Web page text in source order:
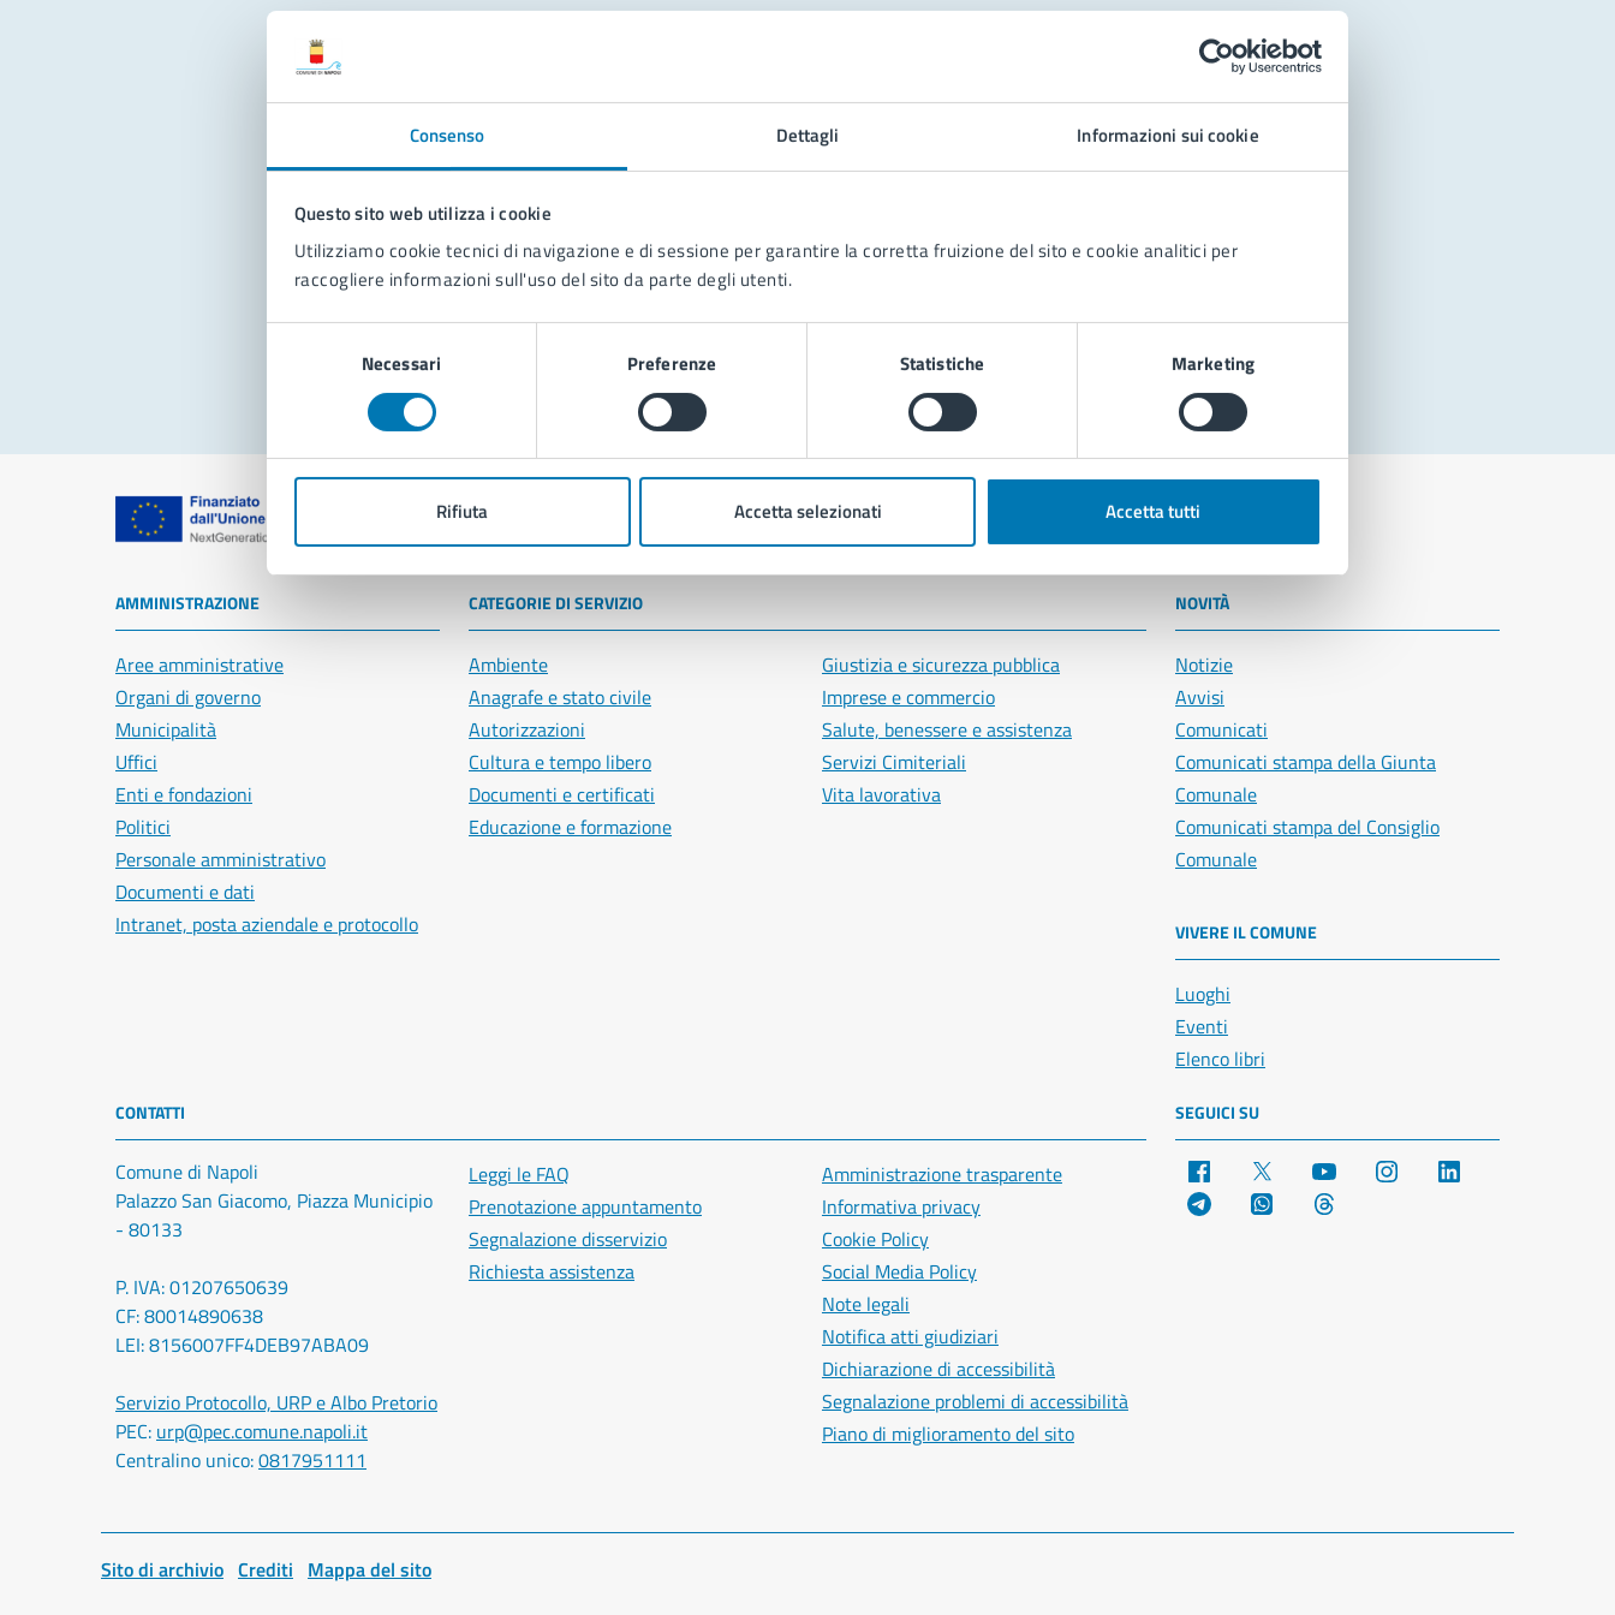
Consenso Dettagli Informazioni sui cookie
Questo sito web utilizza i cookie
Utilizziamo cookie tecnici di navigazione e di sessione per garantire la corretta fruizione del sito e cookie analitici per
raccogliere informazioni sull'uso del sito da parte degli utenti.
Necessari Preferenze Statistiche Marketing
Rifiuta Accetta selezionati Accetta tutti
Problemi in città
Segnala disservizio
Comune di Napoli
AMMINISTRAZIONE
Aree amministrative
Organi di governo
Municipalità
Uffici
Enti e fondazioni
Politici
Personale amministrativo
Documenti e dati
Intranet, posta aziendale e protocollo
CATEGORIE DI SERVIZIO
Ambiente
Anagrafe e stato civile
Autorizzazioni
Cultura e tempo libero
Documenti e certificati
Educazione e formazione
Giustizia e sicurezza pubblica
Imprese e commercio
Salute, benessere e assistenza
Servizi Cimiteriali
Vita lavorativa
NOVITÀ
Notizie
Avvisi
Comunicati
Comunicati stampa della Giunta
Comunale
Comunicati stampa del Consiglio
Comunale
VIVERE IL COMUNE
Luoghi
Eventi
Elenco libri
CONTATTI
Comune di Napoli
Palazzo San Giacomo, Piazza Municipio
- 80133
P. IVA: 01207650639
CF: 80014890638
LEI: 8156007FF4DEB97ABA09
Servizio Protocollo, URP e Albo Pretorio
PEC: urp@pec.comune.napoli.it
Centralino unico:0817951111
Leggi le FAQ
Prenotazione appuntamento
Segnalazione disservizio
Richiesta assistenza
Amministrazione trasparente
Informativa privacy
Cookie Policy
Social Media Policy
Note legali
Notifica atti giudiziari
Dichiarazione di accessibilità
Segnalazione problemi di accessibilità
Piano di miglioramento del sito
SEGUICI SU
Facebook YouTube Instagram
Telegram WhatsApp
Sito di archivio Crediti Mappa del sito